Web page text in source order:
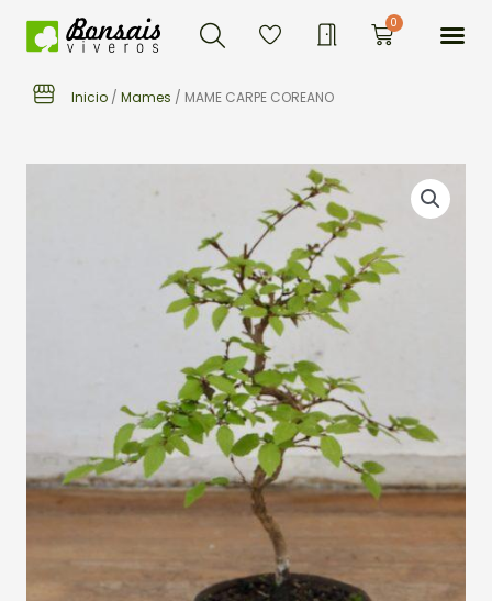
Buscar 0Carrito
Inicio / Mames / MAME CARPE COREANO